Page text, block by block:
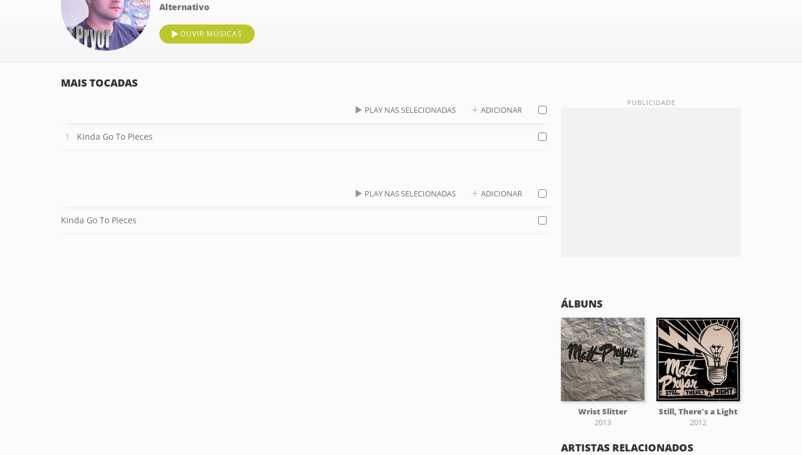
Alternativo
OUVIR MÚSICAS
MAIS TOCADAS
PLAY NAS SELECIONADAS ADICIONAR
Kinda Go To Pieces
PLAY NAS SELECIONADAS ADICIONAR
Kinda Go To Pieces
ÁLBUNS
Wrist Slitter
2013
Still, There's a Light
2012
ARTISTAS RELACIONADOS